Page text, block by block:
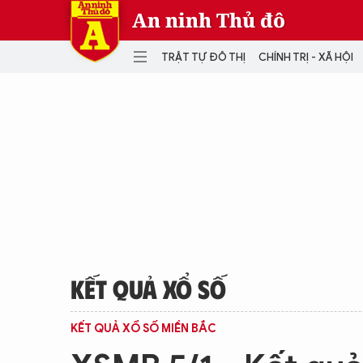
An ninh Thủ đô
TRẬT TỰ ĐÔ THỊ CHÍNH TRỊ - XÃ HỘI
KẾT QUẢ XỔ SỐ
KẾT QUẢ XỔ SỐ MIỀN BẮC